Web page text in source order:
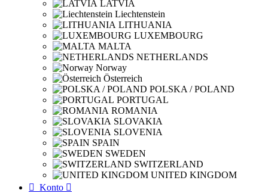
LATVIA
Liechtenstein
LITHUANIA
LUXEMBOURG
MALTA
NETHERLANDS
Norway
Österreich
POLSKA / POLAND
PORTUGAL
ROMANIA
SLOVAKIA
SLOVENIA
SPAIN
SWEDEN
SWITZERLAND
UNITED KINGDOM
 Konto 